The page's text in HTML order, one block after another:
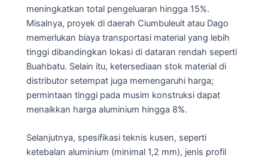
meningkatkan total pengeluaran hingga 15%.
Misalnya, proyek di daerah Ciumbuleuit atau Dago
memerlukan biaya transportasi material yang lebih
tinggi dibandingkan lokasi di dataran rendah seperti
Buahbatu. Selain itu, ketersediaan stok material di
distributor setempat juga memengaruhi harga;
permintaan tinggi pada musim konstruksi dapat
menaikkan harga aluminium hingga 8%.
Selanjutnya, spesifikasi teknis kusen, seperti
ketebalan aluminium (minimal 1,2 mm), jenis profil